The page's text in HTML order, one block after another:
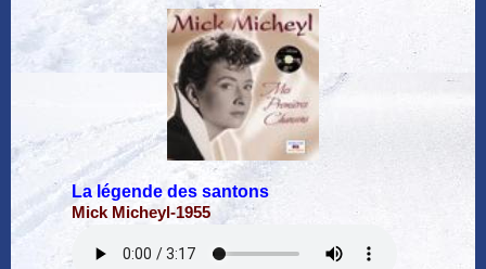
La légende des santons
Mick Micheyl-1955